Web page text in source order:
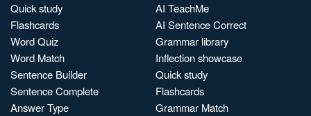
Quick study
Flashcards
Word Quiz
Word Match
Sentence Builder
Sentence Complete
Answer Type
AI TeachMe
AI Sentence Correct
Grammar library
Inflection showcase
Quick study
Flashcards
Grammar Match